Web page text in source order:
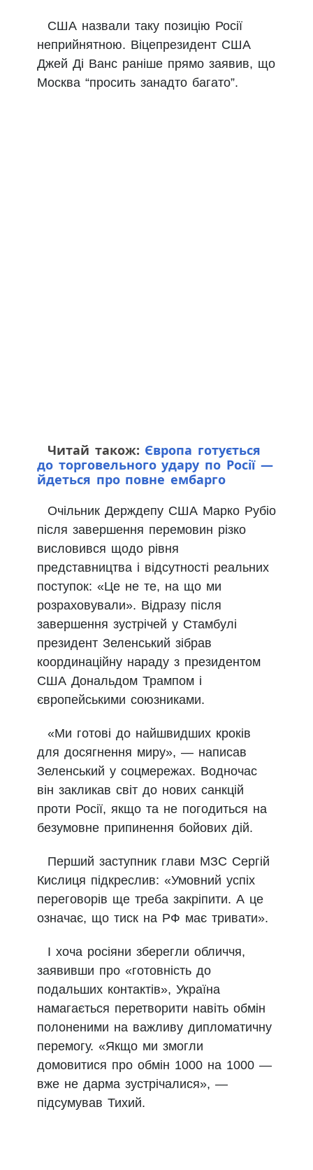
США назвали таку позицію Росії
неприйнятною. Віцепрезидент США
Джей Ді Ванс раніше прямо заявив, що
Москва “просить занадто багато”.
Читай також: Європа готується
до торговельного удару по Росії —
йдеться про повне ембарго
Очільник Держдепу США Марко Рубіо
після завершення перемовин різко
висловився щодо рівня
представництва і відсутності реальних
поступок: «Це не те, на що ми
розраховували». Відразу після
завершення зустрічей у Стамбулі
президент Зеленський зібрав
координаційну нараду з президентом
США Дональдом Трампом і
європейськими союзниками.
«Ми готові до найшвидших кроків
для досягнення миру», — написав
Зеленський у соцмережах. Водночас
він закликав світ до нових санкцій
проти Росії, якщо та не погодиться на
безумовне припинення бойових дій.
Перший заступник глави МЗС Сергій
Кислиця підкреслив: «Умовний успіх
переговорів ще треба закріпити. А це
означає, що тиск на РФ має тривати».
І хоча росіяни зберегли обличчя,
заявивши про «готовність до
подальших контактів», Україна
намагається перетворити навіть обмін
полоненими на важливу дипломатичну
перемогу. «Якщо ми змогли
домовитися про обмін 1000 на 1000 —
вже не дарма зустрічалися», —
підсумував Тихий.